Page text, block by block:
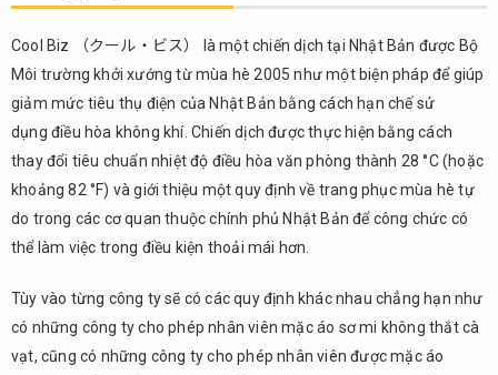
Cool Biz （クール・ビス） là một chiến dịch tại Nhật Bản được Bộ
Môi trường khởi xướng từ mùa hè 2005 như một biện pháp để giúp
giảm mức tiêu thụ điện của Nhật Bản bằng cách hạn chế sử
dụng điều hòa không khí. Chiến dịch được thực hiện bằng cách
thay đổi tiêu chuẩn nhiệt độ điều hòa văn phòng thành 28 °C (hoặc
khoảng 82 °F) và giới thiệu một quy định về trang phục mùa hè tự
do trong các cơ quan thuộc chính phủ Nhật Bản để công chức có
thể làm việc trong điều kiện thoải mái hơn.
Tùy vào từng công ty sẽ có các quy định khác nhau chẳng hạn như
có những công ty cho phép nhân viên mặc áo sơ mi không thắt cà
vạt, cũng có những công ty cho phép nhân viên được mặc áo